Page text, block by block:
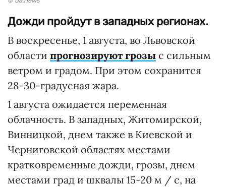
Дожди пройдут в западных регионах.
В воскресенье, 1 августа, во Львовской
области прогнозируют грозы с сильным
ветром и градом. При этом сохранится
28-30-градусная жара.
1 августа ожидается переменная
облачность. В западных, Житомирской,
Винницкой, днем ​​также в Киевской и
Черниговской областях местами
кратковременные дожди, грозы, днем ​​
местами град и шквалы 15-20 м / с, на